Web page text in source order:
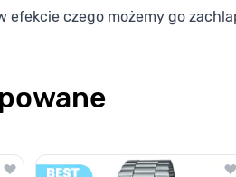
efekcie czego możemy go
jest możliwe za pomocą klawisza